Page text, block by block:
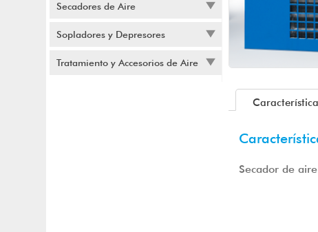
Secadores de Aire
Sopladores y Depresores
Tratamiento y Accesorios de Aire
Secador de